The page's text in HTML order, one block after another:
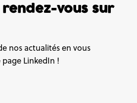
rendez-vous sur
nos actualités en vous
LinkedIn !